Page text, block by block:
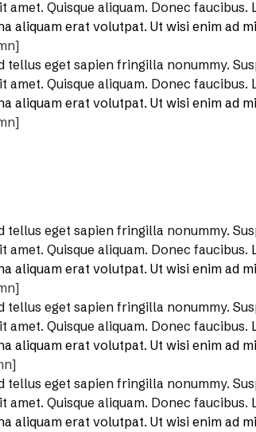
amet. Quisque aliquam. Donec faucibus.
aliquam erat volutpat. Ut wisi enim ad
tellus eget sapien fringilla nonummy.
amet. Quisque aliquam. Donec faucibus.
aliquam erat volutpat. Ut wisi enim ad
tellus eget sapien fringilla nonummy.
amet. Quisque aliquam. Donec faucibus.
aliquam erat volutpat. Ut wisi enim ad
tellus eget sapien fringilla nonummy.
amet. Quisque aliquam. Donec faucibus.
aliquam erat volutpat. Ut wisi enim ad
tellus eget sapien fringilla nonummy.
amet. Quisque aliquam. Donec faucibus.
aliquam erat volutpat. Ut wisi enim ad